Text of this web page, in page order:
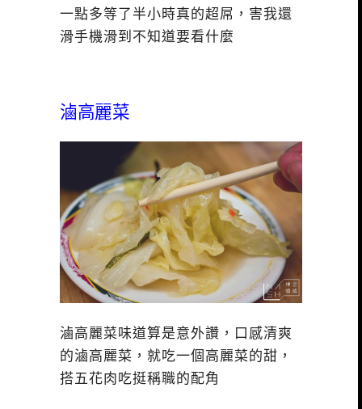
一點多等了半小時真的超屌，害我還
滑手機滑到不知道要看什麼
滷高麗菜
滷高麗菜味道算是意外讚，口感清爽
的滷高麗菜，就吃一個高麗菜的甜，
搭五花肉吃挺稱職的配角